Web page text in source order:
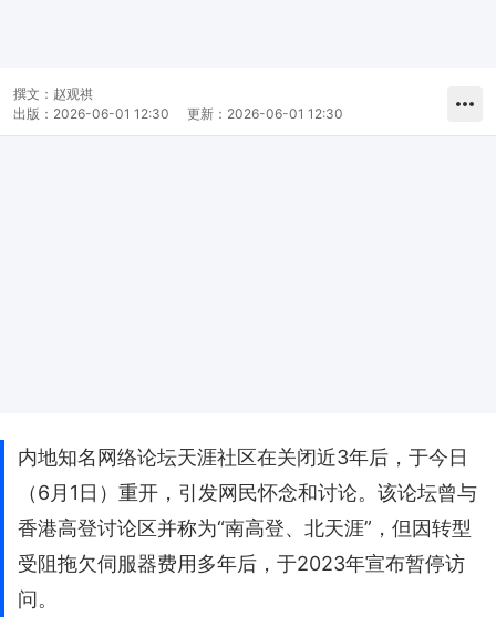
撰文： 赵观祺
出版： 2026-06-01 12:30 更新： 2026-06-01 12:30
内地知名网络论坛天涯社区在关闭近3年后，于今日
（6月1日）重开，引发网民怀念和讨论。该论坛曾与
香港高登讨论区并称为“南高登、北天涯”，但因转型
受阻拖欠伺服器费用多年后，于2023年宣布暂停访
问。